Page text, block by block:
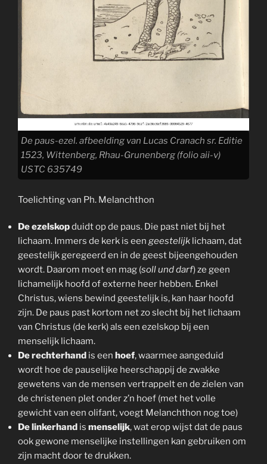
De paus-ezel. afbeelding van Lucas Cranach sr. Editie
1523, Wittenberg, Rhau-Grunenberg (folio aii-v)
USTC 635749
Toelichting van Ph. Melanchthon
De ezelskopduidt op de paus. Die past niet bij het
lichaam. Immers de kerk is een geestelijk lichaam, dat
geestelijk geregeerd en in de geest bijeengehouden
wordt. Daarom moet en mag (soll und darf) ze geen
lichamelijk hoofd of externe heer hebben. Enkel
Christus, wiens bewind geestelijk is, kan haar hoofd
zijn. De paus past kortom net zo slecht bij het lichaam
van Christus (de kerk) als een ezelskop bij een
menselijk lichaam.
De rechterhand is een hoef, waarmee aangeduid
wordt hoe de pauselijke heerschappij de zwakke
gewetens van de mensen vertrappelt en de zielen van
de christenen plet onder z’n hoef (met het volle
gewicht van een olifant, voegt Melanchthon nog toe)
De linkerhand is menselijk, wat erop wijst dat de paus
ook gewone menselijke instellingen kan gebruiken om
zijn macht door te drukken.